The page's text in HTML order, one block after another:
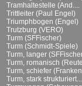
Tramhaltestelle (And....
Trittleiter (Paul Engel)
Triumphbogen (Engel)
Trutzburg (VERO)
Turm (SFFischer)
Turm (Schmidt-Spiele)
Turm, langer
Turm, romanisch
Turm, schiefer
Turm, stark strukturiert...